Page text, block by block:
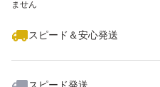
ません
スピード＆安心発送